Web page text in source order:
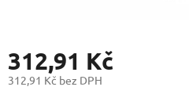
312,91 Kč
312,91 Kč bez DPH